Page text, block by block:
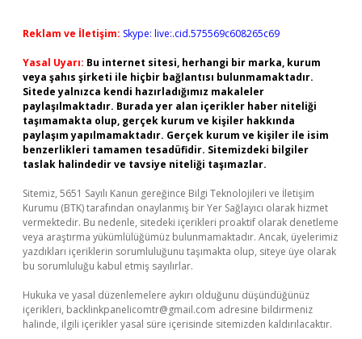
Reklam ve İletişim: Skype: live:.cid.575569c608265c69
Yasal Uyarı: Bu internet sitesi, herhangi bir marka, kurum
veya şahıs şirketi ile hiçbir bağlantısı bulunmamaktadır.
Sitede yalnızca kendi hazırladığımız makaleler
paylaşılmaktadır. Burada yer alan içerikler haber niteliği
taşımamakta olup, gerçek kurum ve kişiler hakkında
paylaşım yapılmamaktadır. Gerçek kurum ve kişiler ile isim
benzerlikleri tamamen tesadüfidir. Sitemizdeki bilgiler
taslak halindedir ve tavsiye niteliği taşımazlar.
Sitemiz, 5651 Sayılı Kanun gereğince Bilgi Teknolojileri ve İletişim
Kurumu (BTK) tarafından onaylanmış bir Yer Sağlayıcı olarak hizmet
vermektedir. Bu nedenle, sitedeki içerikleri proaktif olarak denetleme
veya araştırma yükümlülüğümüz bulunmamaktadır. Ancak, üyelerimiz
yazdıkları içeriklerin sorumluluğunu taşımakta olup, siteye üye olarak
bu sorumluluğu kabul etmiş sayılırlar.
Hukuka ve yasal düzenlemelere aykırı olduğunu düşündüğünüz
içerikleri, backlinkpanelicomtr@gmail.com adresine bildirmeniz
halinde, ilgili içerikler yasal süre içerisinde sitemizden kaldırılacaktır.